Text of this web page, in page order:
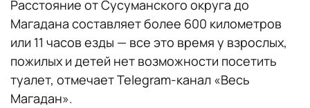
Расстояние от Сусуманского округа до
Магадана составляет более 600 километров
или 11 часов езды — все это время у взрослых,
пожилых и детей нет возможности посетить
туалет, отмечает Telegram-канал «Весь
Магадан».